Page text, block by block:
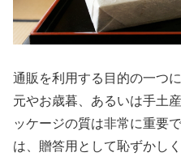
通販を利用する目的の一つ
元やお歳暮、あるいは手土
ッケージの質は非常に重要
は、贈答用として恥ずかし